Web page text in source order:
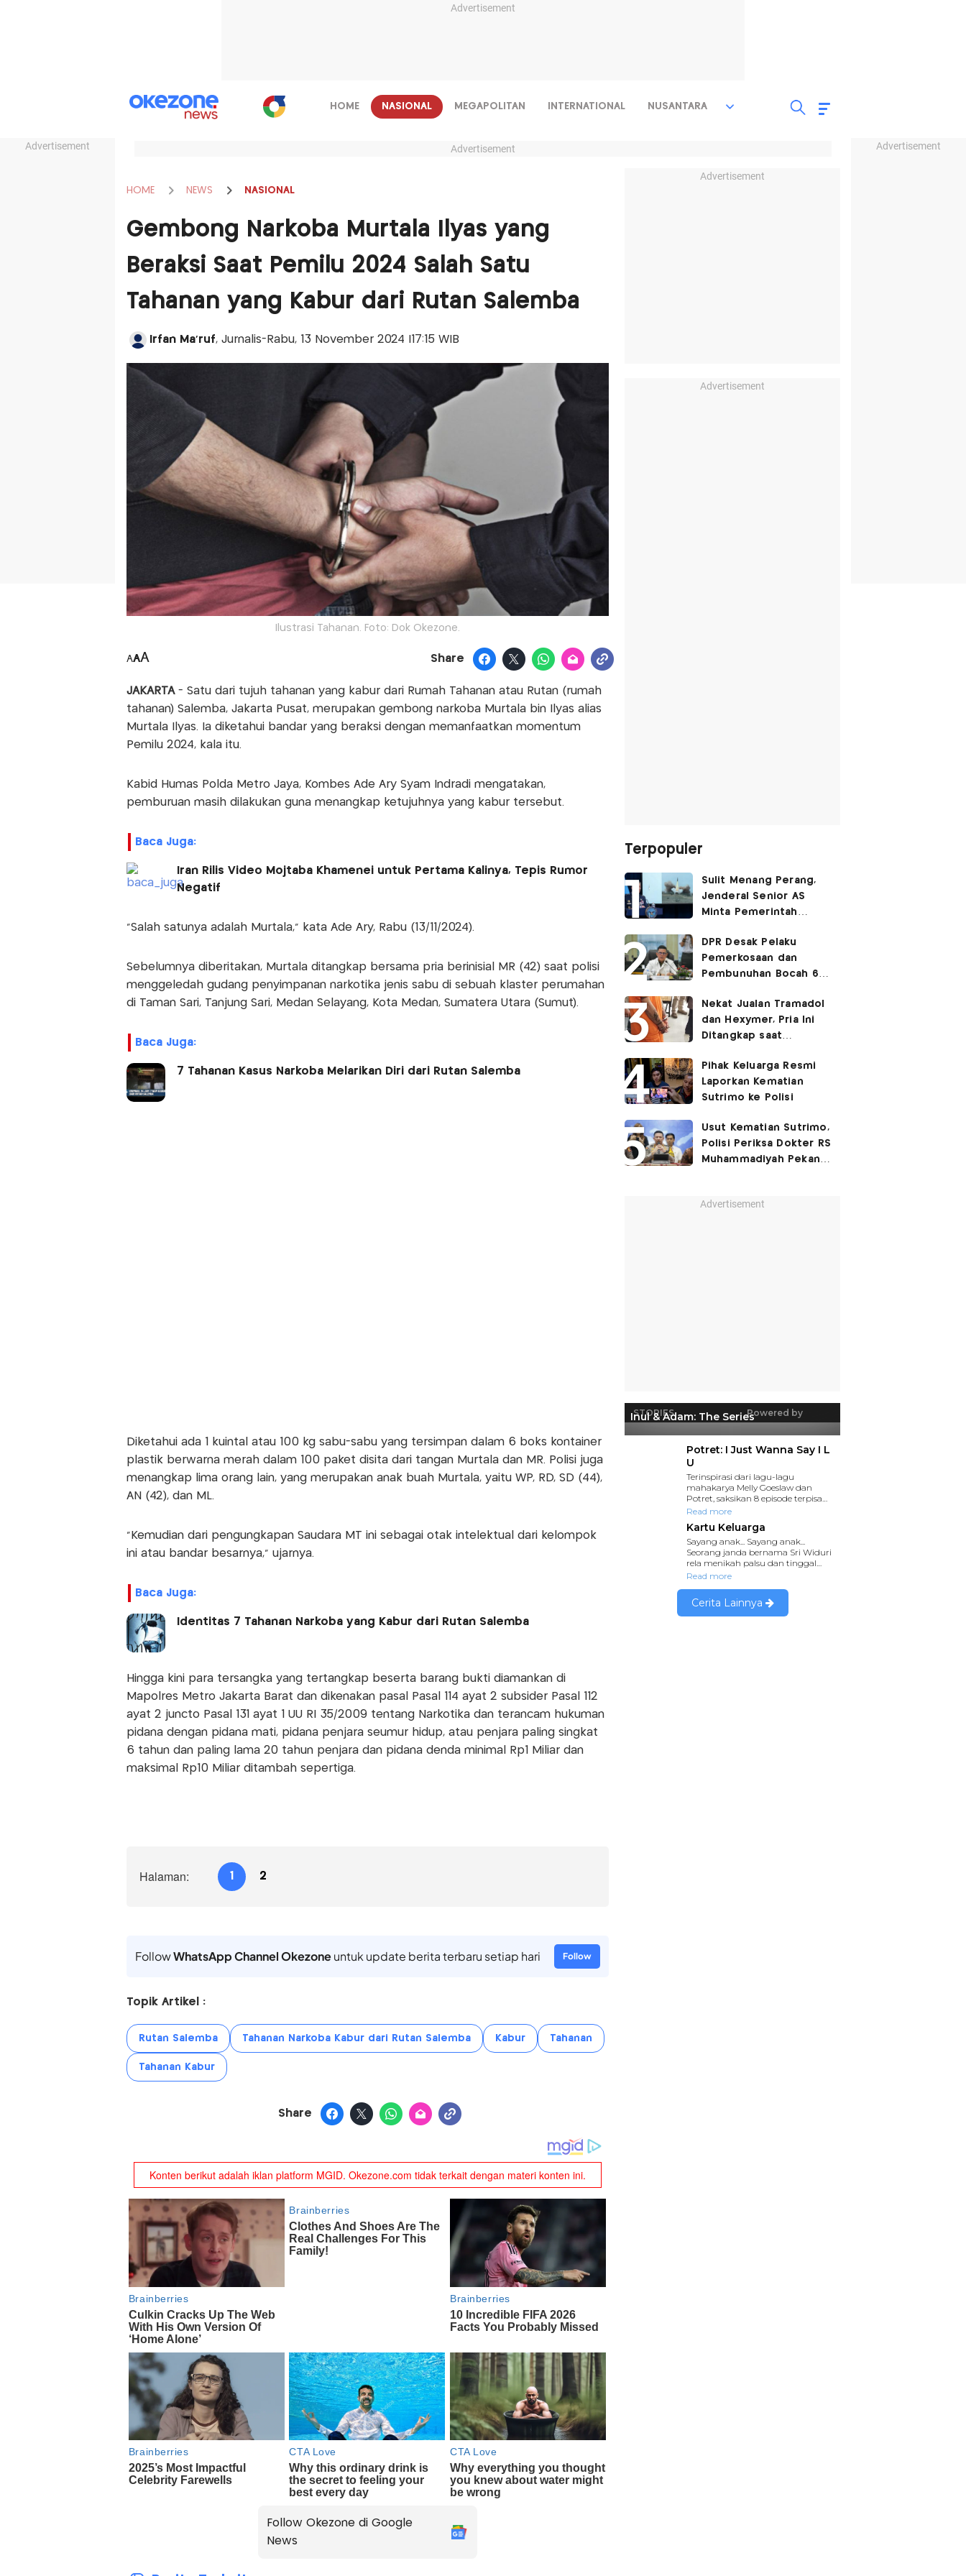
Advertisement
Advertisement Advertisement
HOME NASIONAL MEGAPOLITAN INTERNATIONAL NUSANTARA
Advertisement
HOME NEWS NASIONAL
Gembong Narkoba Murtala Ilyas yang
Beraksi Saat Pemilu 2024 Salah Satu
Tahanan yang Kabur dari Rutan Salemba
Irfan Ma'ruf, Jurnalis-Rabu, 13 November 2024 |17:15 WIB
Ilustrasi Tahanan. Foto: Dok Okezone.
AAA Share
JAKARTA - Satu dari tujuh tahanan yang kabur dari Rumah Tahanan atau Rutan (rumah
tahanan) Salemba, Jakarta Pusat, merupakan gembong narkoba Murtala bin Ilyas alias
Murtala Ilyas. Ia diketahui bandar yang beraksi dengan memanfaatkan momentum
Pemilu 2024, kala itu.
Kabid Humas Polda Metro Jaya, Kombes Ade Ary Syam Indradi mengatakan,
pemburuan masih dilakukan guna menangkap ketujuhnya yang kabur tersebut.
Baca Juga:
Iran Rilis Video Mojtaba Khamenei untuk Pertama Kalinya, Tepis Rumor
Negatif
"Salah satunya adalah Murtala," kata Ade Ary, Rabu (13/11/2024).
Sebelumnya diberitakan, Murtala ditangkap bersama pria berinisial MR (42) saat polisi
menggeledah gudang penyimpanan narkotika jenis sabu di sebuah klaster perumahan
di Taman Sari, Tanjung Sari, Medan Selayang, Kota Medan, Sumatera Utara (Sumut).
Baca Juga:
7 Tahanan Kasus Narkoba Melarikan Diri dari Rutan Salemba
Diketahui ada 1 kuintal atau 100 kg sabu-sabu yang tersimpan dalam 6 boks kontainer
plastik berwarna merah dalam 100 paket disita dari tangan Murtala dan MR. Polisi juga
menangkap lima orang lain, yang merupakan anak buah Murtala, yaitu WP, RD, SD (44),
AN (42), dan ML.
"Kemudian dari pengungkapan Saudara MT ini sebagai otak intelektual dari kelompok
ini atau bandar besarnya," ujarnya.
Baca Juga:
Identitas 7 Tahanan Narkoba yang Kabur dari Rutan Salemba
Hingga kini para tersangka yang tertangkap beserta barang bukti diamankan di
Mapolres Metro Jakarta Barat dan dikenakan pasal Pasal 114 ayat 2 subsider Pasal 112
ayat 2 juncto Pasal 131 ayat 1 UU RI 35/2009 tentang Narkotika dan terancam hukuman
pidana dengan pidana mati, pidana penjara seumur hidup, atau penjara paling singkat
6 tahun dan paling lama 20 tahun penjara dan pidana denda minimal Rp1 Miliar dan
maksimal Rp10 Miliar ditambah sepertiga.
Halaman: 1 2
FollowWhatsApp Channel Okezoneuntuk update berita terbaru setiap hari Follow
Topik Artikel :
Rutan Salemba Tahanan Narkoba Kabur dari Rutan Salemba Kabur Tahanan
Tahanan Kabur
Share
Follow Okezone di Google
News
Advertisement
Advertisement
Terpopuler
Sulit Menang Perang,
Jenderal Senior AS
Minta Pemerintah
Lawan Iran
DPR Desak Pelaku
Pemerkosaan dan
Pembunuhan Bocah 6
Dihukum Seumur Hidup
Nekat Jualan Tramadol
dan Hexymer, Pria Ini
Ditangkap saat
Pihak Keluarga Resmi
Laporkan Kematian
Sutrimo ke Polisi
Usut Kematian Sutrimo,
Polisi Periksa Dokter RS
Muhammadiyah Pekan
Advertisement